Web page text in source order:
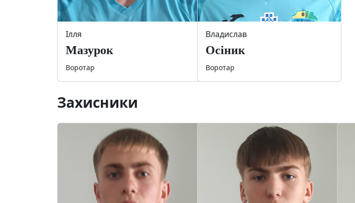
Ілля
Мазурок
Воротар
Владислав
Осіник
Воротар
Захисники